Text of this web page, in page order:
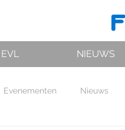
NIEUWS
Evenementen Nieuws